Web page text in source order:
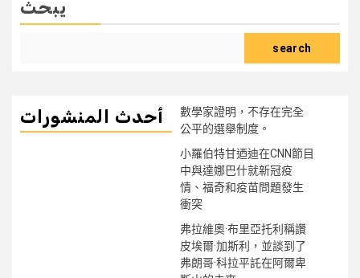
يبحث
search
أحدث المنشورات
數學家證明，不存在完全
公平的選舉制度。
小羅伯特甘迺迪在CNN節目
中與達娜巴什就新冠疫
情、福奇和疫苗問題發生
衝突
弗拉維奧·布里亞托利稱讚
皮埃爾·加斯利，並談到了
弗朗哥·科拉平託在阿爾卑